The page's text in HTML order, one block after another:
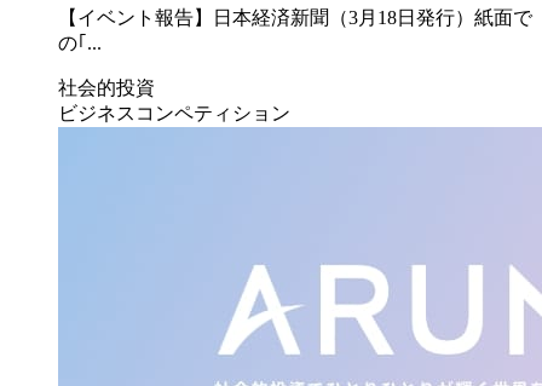
【イベント報告】日本経済新聞（3月18日発行）紙面で
の｢...
社会的投資
ビジネスコンペティション